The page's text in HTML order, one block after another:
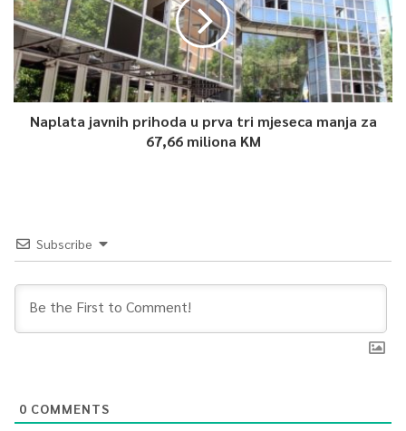
Naplata javnih prihoda u prva tri mjeseca manja za
67,66 miliona KM
Subscribe
0 COMMENTS